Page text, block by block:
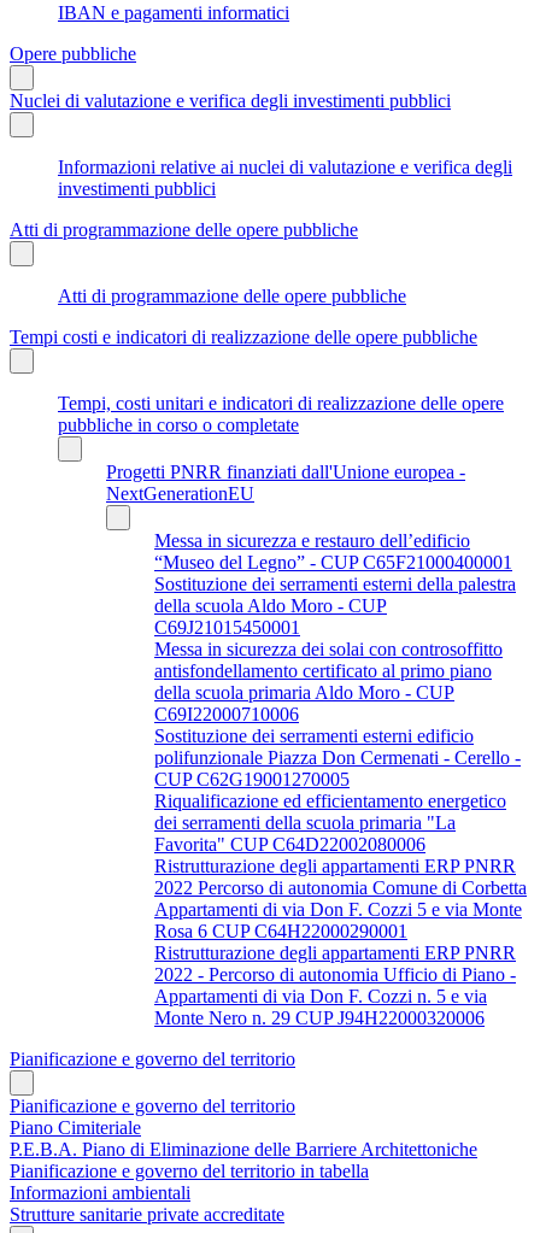
IBAN e pagamenti informatici
Opere pubbliche
Nuclei di valutazione e verifica degli investimenti pubblici
Informazioni relative ai nuclei di valutazione e verifica degli
investimenti pubblici
Atti di programmazione delle opere pubbliche
Atti di programmazione delle opere pubbliche
Tempi costi e indicatori di realizzazione delle opere pubbliche
Tempi, costi unitari e indicatori di realizzazione delle opere
pubbliche in corso o completate
Progetti PNRR finanziati dall'Unione europea -
NextGenerationEU
Messa in sicurezza e restauro dell’edificio
“Museo del Legno” - CUP C65F21000400001
Sostituzione dei serramenti esterni della palestra
della scuola Aldo Moro - CUP
C69J21015450001
Messa in sicurezza dei solai con controsoffitto
antisfondellamento certificato al primo piano
della scuola primaria Aldo Moro - CUP
C69I22000710006
Sostituzione dei serramenti esterni edificio
polifunzionale Piazza Don Cermenati - Cerello -
CUP C62G19001270005
Riqualificazione ed efficientamento energetico
dei serramenti della scuola primaria "La
Favorita" CUP C64D22002080006
Ristrutturazione degli appartamenti ERP PNRR
2022 Percorso di autonomia Comune di Corbetta
Appartamenti di via Don F. Cozzi 5 e via Monte
Rosa 6 CUP C64H22000290001
Ristrutturazione degli appartamenti ERP PNRR
2022 - Percorso di autonomia Ufficio di Piano -
Appartamenti di via Don F. Cozzi n. 5 e via
Monte Nero n. 29 CUP J94H22000320006
Pianificazione e governo del territorio
Pianificazione e governo del territorio
Piano Cimiteriale
P.E.B.A. Piano di Eliminazione delle Barriere Architettoniche
Pianificazione e governo del territorio in tabella
Informazioni ambientali
Strutture sanitarie private accreditate